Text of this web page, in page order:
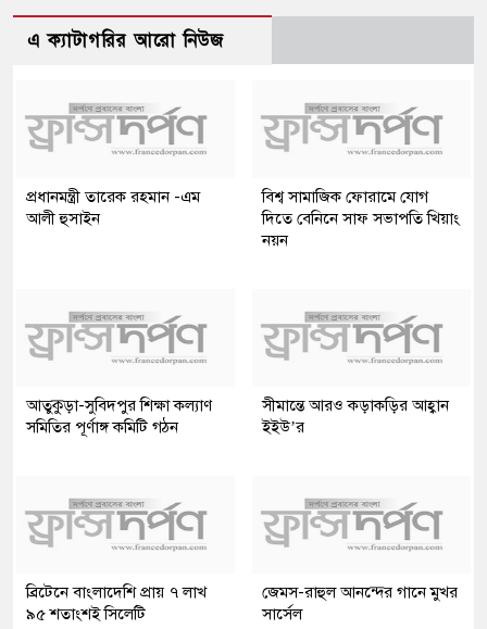
এ ক্যাটাগরির আরো নিউজ
প্রধানমন্ত্রী তারেক রহমান -এম
আলী হুসাইন
বিশ্ব সামাজিক ফোরামে যোগ
দিতে বেনিনে সাফ সভাপতি খিয়াং
নয়ন
আতুকুড়া-সুবিদপুর শিক্ষা কল্যাণ
সমিতির পূর্ণাঙ্গ কমিটি গঠন
সীমান্তে আরও কড়াকড়ির আহ্বান
ইইউ’র
ব্রিটেনে বাংলাদেশি প্রায় ৭ লাখ
৯৫ শতাংশই সিলেটি
জেমস-রাহুল আনন্দের গানে মুখর
সার্সেল